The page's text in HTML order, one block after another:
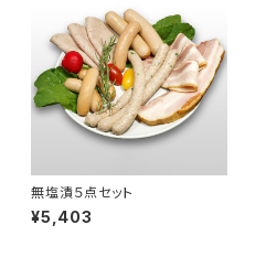
無塩漬５点セット
¥5,403